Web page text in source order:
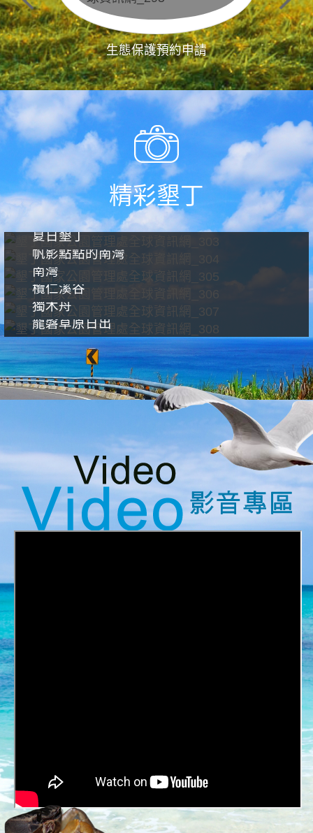
生態保護預約申請
精彩墾丁
夏日墾丁
帆影點點的南灣
南灣
欖仁溪谷
獨木舟
龍磐草原日出